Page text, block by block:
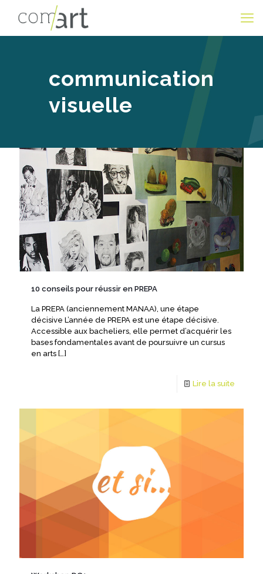
communication
visuelle
10 conseils pour réussir en PREPA
La PREPA (anciennement MANAA), une étape
décisive L’année de PREPA est une étape décisive.
Accessible aux bacheliers, elle permet d’acquérir les
bases fondamentales avant de poursuivre un cursus
en arts […]
Lire la suite